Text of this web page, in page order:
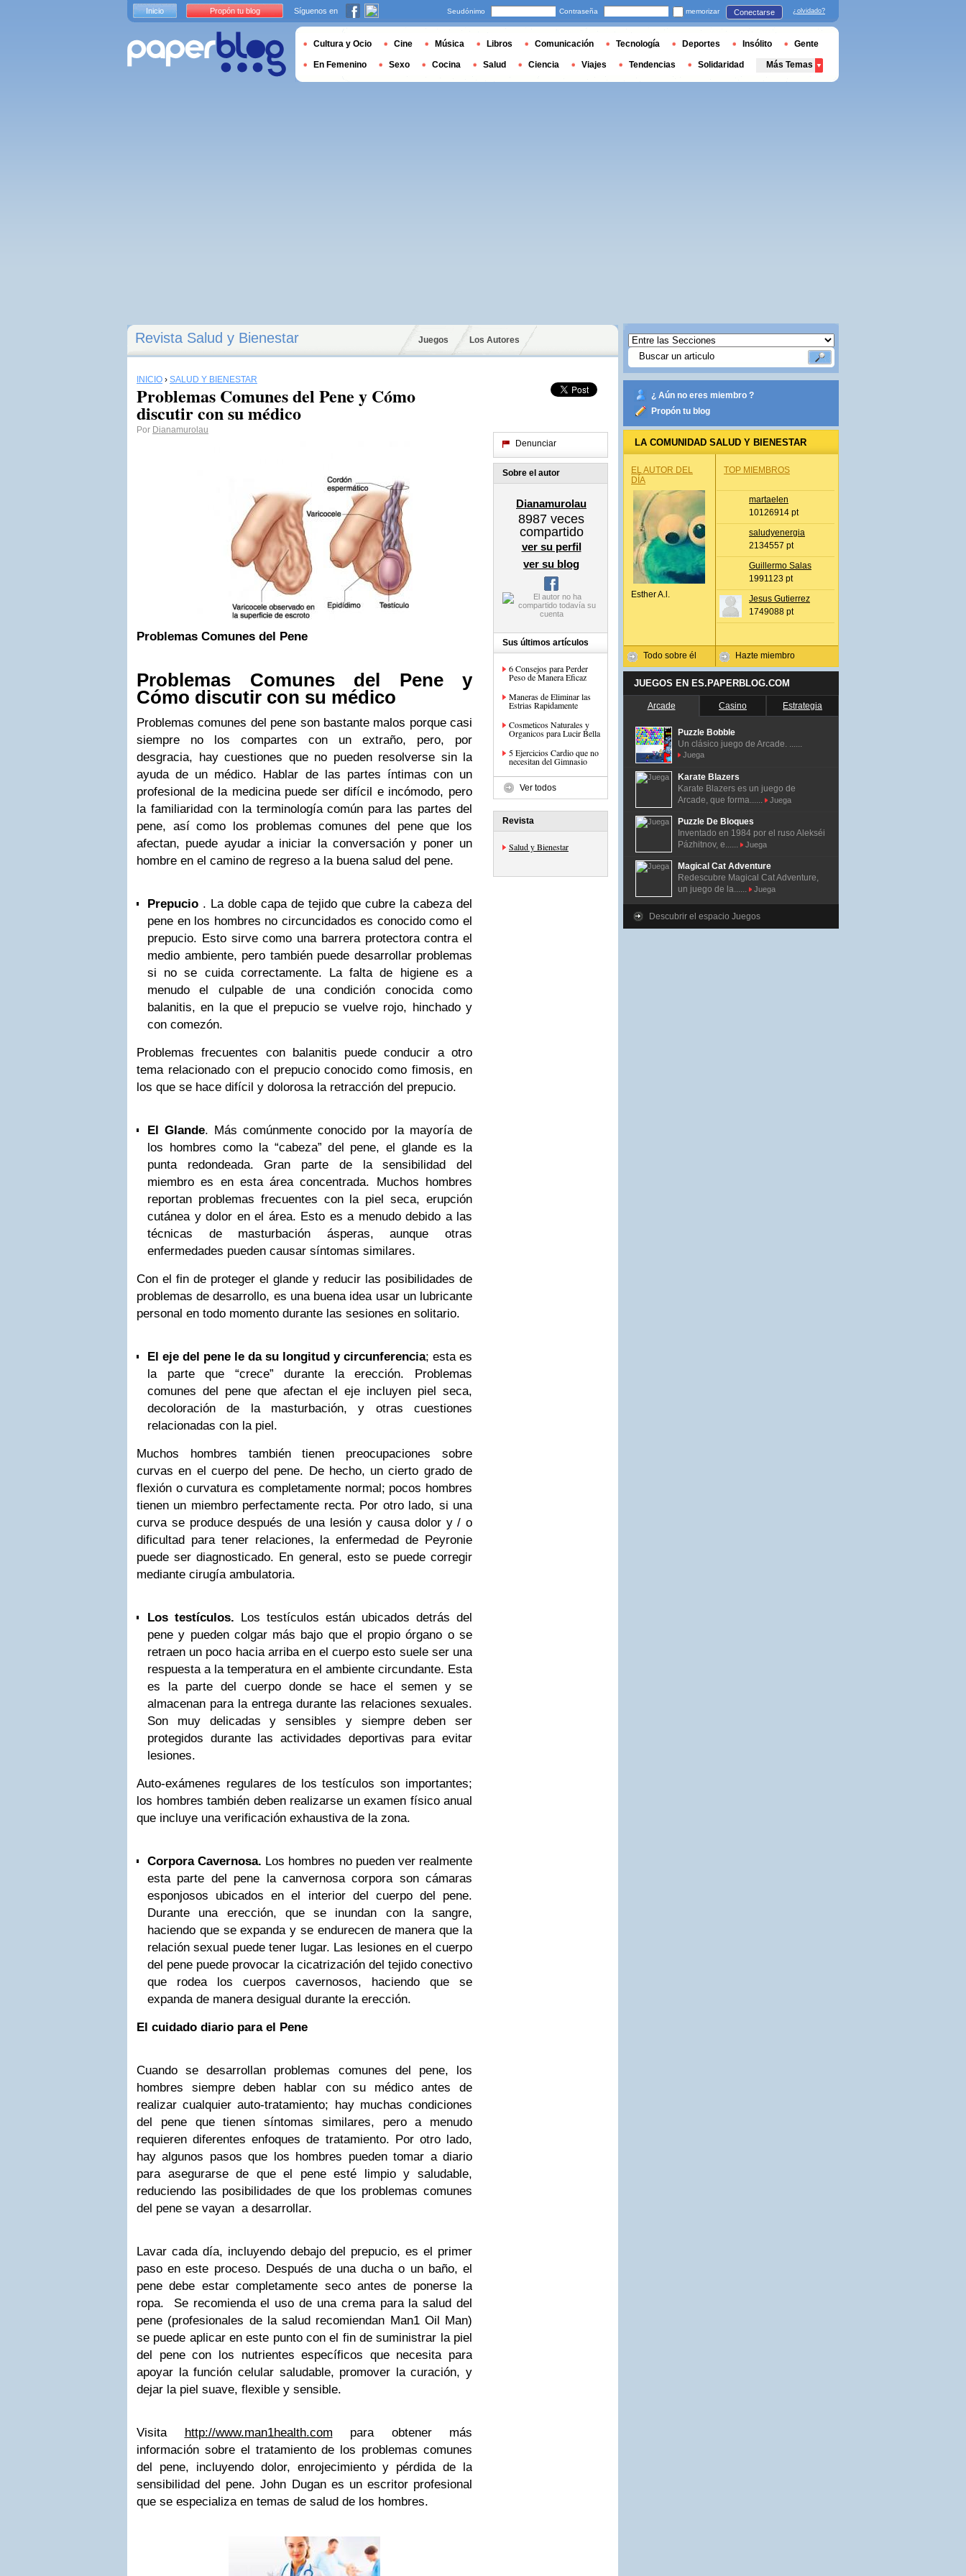
Revista Salud y Bienestar Juegos Los Autores
INICIO › SALUD Y BIENESTAR
Problemas Comunes del Pene y Cómo
discutir con su médico
Por Dianamurolau
Problemas Comunes del Pene
Problemas Comunes del Pene y
Cómo discutir con su médico
Problemas comunes del pene son bastante malos porque casi
siempre no los compartes con un extraño, pero, por
desgracia, hay cuestiones que no pueden resolverse sin la
ayuda de un médico. Hablar de las partes íntimas con un
profesional de la medicina puede ser difícil e incómodo, pero
la familiaridad con la terminología común para las partes del
pene, así como los problemas comunes del pene que los
afectan, puede ayudar a iniciar la conversación y poner un
hombre en el camino de regreso a la buena salud del pene.
Prepucio . La doble capa de tejido que cubre la cabeza del
pene en los hombres no circuncidados es conocido como el
prepucio. Esto sirve como una barrera protectora contra el
medio ambiente, pero también puede desarrollar problemas
si no se cuida correctamente. La falta de higiene es a
menudo el culpable de una condición conocida como
balanitis, en la que el prepucio se vuelve rojo, hinchado y
con comezón.
Problemas frecuentes con balanitis puede conducir a otro
tema relacionado con el prepucio conocido como fimosis, en
los que se hace difícil y dolorosa la retracción del prepucio.
El Glande. Más comúnmente conocido por la mayoría de
los hombres como la “cabeza” del pene, el glande es la
punta redondeada. Gran parte de la sensibilidad del
miembro es en esta área concentrada. Muchos hombres
reportan problemas frecuentes con la piel seca, erupción
cutánea y dolor en el área. Esto es a menudo debido a las
técnicas de masturbación ásperas, aunque otras
enfermedades pueden causar síntomas similares.
Con el fin de proteger el glande y reducir las posibilidades de
problemas de desarrollo, es una buena idea usar un lubricante
personal en todo momento durante las sesiones en solitario.
El eje del pene le da su longitud y circunferencia; esta es
la parte que “crece” durante la erección. Problemas
comunes del pene que afectan el eje incluyen piel seca,
decoloración de la masturbación, y otras cuestiones
relacionadas con la piel.
Muchos hombres también tienen preocupaciones sobre
curvas en el cuerpo del pene. De hecho, un cierto grado de
flexión o curvatura es completamente normal; pocos hombres
tienen un miembro perfectamente recta. Por otro lado, si una
curva se produce después de una lesión y causa dolor y / o
dificultad para tener relaciones, la enfermedad de Peyronie
puede ser diagnosticado. En general, esto se puede corregir
mediante cirugía ambulatoria.
Los testículos. Los testículos están ubicados detrás del
pene y pueden colgar más bajo que el propio órgano o se
retraen un poco hacia arriba en el cuerpo esto suele ser una
respuesta a la temperatura en el ambiente circundante. Esta
es la parte del cuerpo donde se hace el semen y se
almacenan para la entrega durante las relaciones sexuales.
Son muy delicadas y sensibles y siempre deben ser
protegidos durante las actividades deportivas para evitar
lesiones.
Auto-exámenes regulares de los testículos son importantes;
los hombres también deben realizarse un examen físico anual
que incluye una verificación exhaustiva de la zona.
Corpora Cavernosa. Los hombres no pueden ver realmente
esta parte del pene la canvernosa corpora son cámaras
esponjosos ubicados en el interior del cuerpo del pene.
Durante una erección, que se inundan con la sangre,
haciendo que se expanda y se endurecen de manera que la
relación sexual puede tener lugar. Las lesiones en el cuerpo
del pene puede provocar la cicatrización del tejido conectivo
que rodea los cuerpos cavernosos, haciendo que se
expanda de manera desigual durante la erección.
El cuidado diario para el Pene
Cuando se desarrollan problemas comunes del pene, los
hombres siempre deben hablar con su médico antes de
realizar cualquier auto-tratamiento; hay muchas condiciones
del pene que tienen síntomas similares, pero a menudo
requieren diferentes enfoques de tratamiento. Por otro lado,
hay algunos pasos que los hombres pueden tomar a diario
para asegurarse de que el pene esté limpio y saludable,
reduciendo las posibilidades de que los problemas comunes
del pene se vayan a desarrollar.
Lavar cada día, incluyendo debajo del prepucio, es el primer
paso en este proceso. Después de una ducha o un baño, el
pene debe estar completamente seco antes de ponerse la
ropa. Se recomienda el uso de una crema para la salud del
pene (profesionales de la salud recomiendan Man1 ​​Oil Man)
se puede aplicar en este punto con el fin de suministrar la piel
del pene con los nutrientes específicos que necesita para
apoyar la función celular saludable, promover la curación, y
dejar la piel suave, flexible y sensible.
Visita http://www.man1health.com para obtener más
información sobre el tratamiento de los problemas comunes
del pene, incluyendo dolor, enrojecimiento y pérdida de la
sensibilidad del pene. John Dugan es un escritor profesional
que se especializa en temas de salud de los hombres.
Denunciar
Sobre el autor
Dianamurolau
8987 veces
compartido
ver su perfil
ver su blog
Sus últimos artículos
6 Consejos para Perder
Peso de Manera Eficaz
Maneras de Eliminar las
Estrias Rapidamente
Cosmeticos Naturales y
Organicos para Lucir Bella
5 Ejercicios Cardio que no
necesitan del Gimnasio
Ver todos
Revista
Salud y Bienestar
¿ Aún no eres miembro ?
Propón tu blog
LA COMUNIDAD SALUD Y BIENESTAR
EL AUTOR DEL
DÍA
Esther A.l.
Todo sobre él
TOP MIEMBROS
martaelen
10126914 pt
saludyenergia
2134557 pt
Guillermo Salas
1991123 pt
Jesus Gutierrez
1749088 pt
Hazte miembro
JUEGOS EN ES.PAPERBLOG.COM
Arcade Casino Estrategia
Puzzle Bobble
Un clásico juego de Arcade. ......
Juega
Karate Blazers
Karate Blazers es un juego de
Arcade, que forma......
Juega
Puzzle De Bloques
Inventado en 1984 por el ruso Alekséi
Pázhitnov, e......
Juega
Magical Cat Adventure
Redescubre Magical Cat Adventure,
un juego de la......
Juega
Descubrir el espacio Juegos
Inicio Propón tu blog Síguenos en Seudónimo Contraseña memorizar Conectarse ¿olvidado?
Cultura y Ocio Cine Música Libros Comunicación Tecnología Deportes Insólito Gente
En Femenino Sexo Cocina Salud Ciencia Viajes Tendencias Solidaridad Más Temas